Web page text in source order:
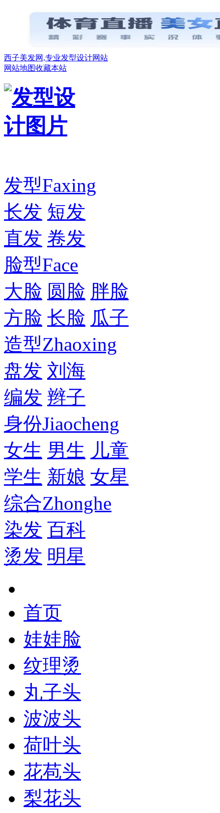
西子美发网,专业发型设计网站
网站地图收藏本站
发型Faxing
长发 短发
直发 卷发
脸型Face
大脸 圆脸 胖脸
方脸 长脸 瓜子
造型Zhaoxing
盘发 刘海
编发 辫子
身份Jiaocheng
女生 男生 儿童
学生 新娘 女星
综合Zhonghe
染发 百科
烫发 明星
首页
娃娃脸
纹理烫
丸子头
波波头
荷叶头
花苞头
梨花头